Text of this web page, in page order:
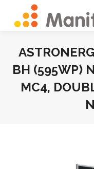
BH (595WP)
MC4,